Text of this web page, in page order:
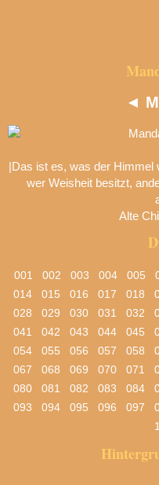
◄
|Das ist es, was der Himmel
wer Weisheit besitzt,
Alte
001 002 003 004 005
014
015 016 017 018
028
029 030 031 032
041
042 043 044 045
054
055 056 057 058
067
068 069 070 071
080
081 082 083 084
093
094 095 096 097